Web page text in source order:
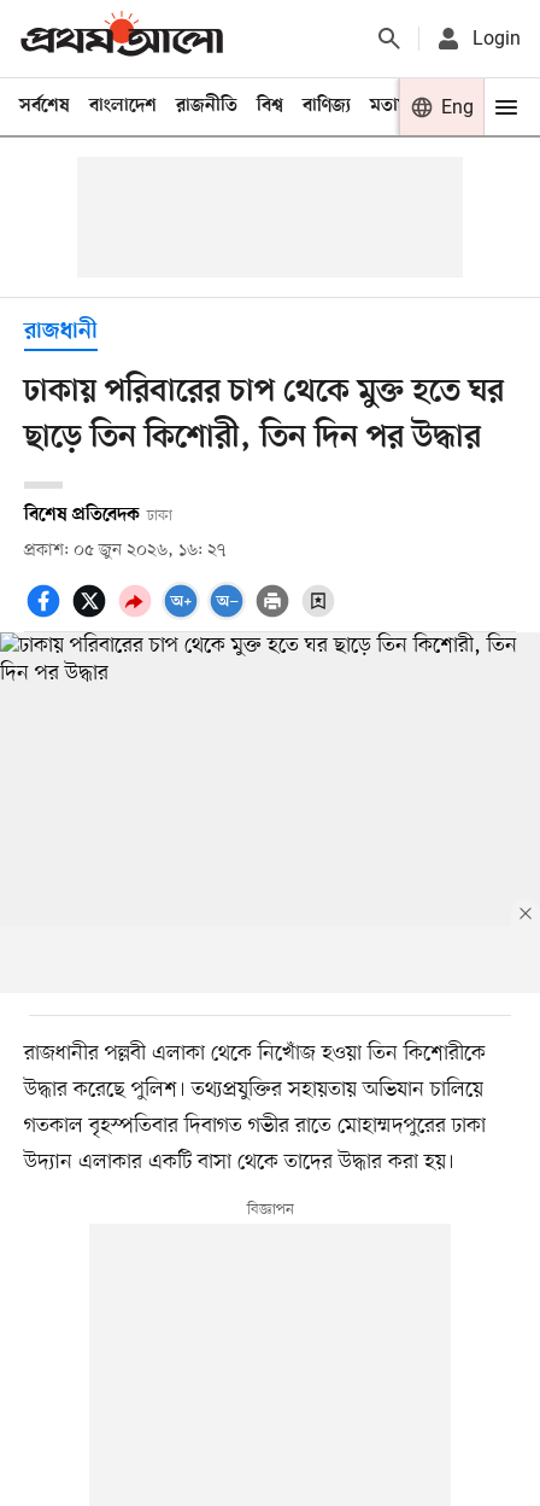
Login
সর্বশেষ বাংলাদেশ রাজনীতি বিশ্ব বাণিজ্য মতামত খেলা
Eng
রাজধানী
ঢাকায় পরিবারের চাপ থেকে মুক্ত হতে ঘর
ছাড়ে তিন কিশোরী, তিন দিন পর উদ্ধার
বিশেষ প্রতিবেদক ঢাকা
প্রকাশ: ০৫ জুন ২০২৬, ১৬: ২৭
রাজধানীর পল্লবী এলাকা থেকে নিখোঁজ হওয়া তিন কিশোরীকে
উদ্ধার করেছে পুলিশ। তথ্যপ্রযুক্তির সহায়তায় অভিযান চালিয়ে
গতকাল বৃহস্পতিবার দিবাগত গভীর রাতে মোহাম্মদপুরের ঢাকা
উদ্যান এলাকার একটি বাসা থেকে তাদের উদ্ধার করা হয়।